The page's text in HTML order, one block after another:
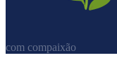
com compaixão